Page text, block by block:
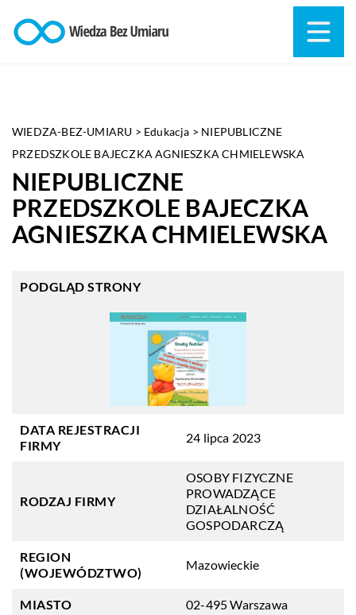
WIEDZA-BEZ-UMIARU > Edukacja > NIEPUBLICZNE
PRZEDSZKOLE BAJECZKA AGNIESZKA CHMIELEWSKA
NIEPUBLICZNE
PRZEDSZKOLE BAJECZKA
AGNIESZKA CHMIELEWSKA
PODGLĄD STRONY
DATA REJESTRACJI
FIRMY
24 lipca 2023
RODZAJ FIRMY
OSOBY FIZYCZNE
PROWADZĄCE
DZIAŁALNOŚĆ
GOSPODARCZĄ
REGION
(WOJEWÓDZTWO)
Mazowieckie
MIASTO 02-495 Warszawa